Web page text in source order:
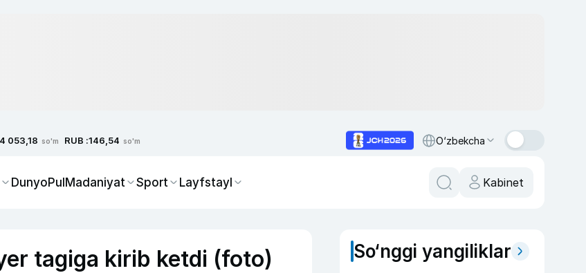
053,18 so'm RUB :146,54 so'm O‘zbekcha
DunyoPulMadaniyat Sport Layfstayl Kabinet
tagiga kirib ketdi (foto) So‘nggi yangiliklar